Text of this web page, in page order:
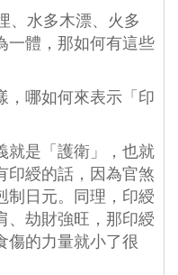
、水多木漂、火多
體，那如何有這些
，哪如何來表示「印
就是「護衛」，也就
印綬的話，因為官煞
制日元。同理，印綬
、劫財強旺，那印綬
傷的力量就小了很